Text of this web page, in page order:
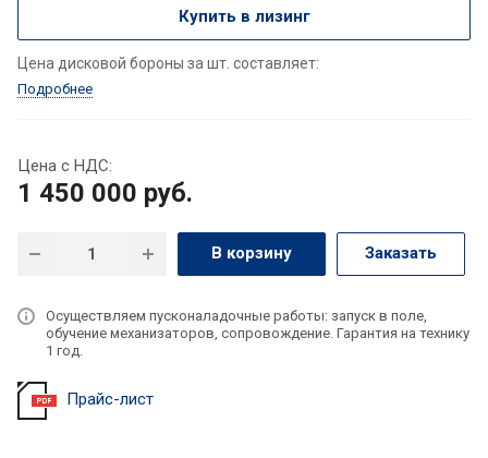
Купить в лизинг
Цена дисковой бороны за шт. составляет:
Подробнее
Цена с НДС:
1 450 000 руб.
В корзину Заказать
Осуществляем пусконаладочные работы: запуск в поле,
обучение механизаторов, сопровождение. Гарантия на технику
1 год.
Прайс-лист